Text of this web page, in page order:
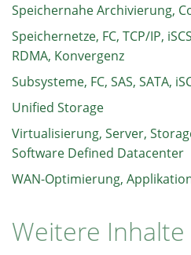
Speichernahe Archivierung,
Speichernetze, FC, TCP/IP,
RDMA, Konvergenz
Subsysteme, FC, SAS, SATA,
Unified Storage
Virtualisierung, Server,
Software Defined Datacenter
WAN-Optimierung,
Weitere Inhalte